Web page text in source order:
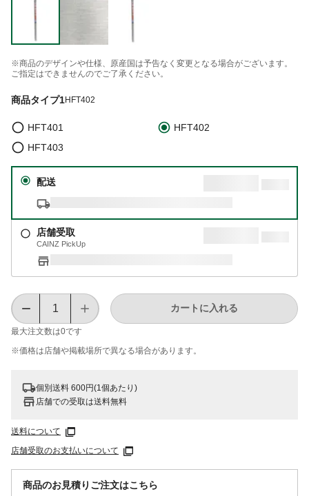
※商品のデザインや仕様、原産国は予告なく変更となる場合がございます。
ご指定はできませんのでご了承ください。
商品タイプ1HFT402
HFT401
HFT402
HFT403
配送
店舗受取
CAINZ PickUp
最大注文数は0です
カートに入れる
※価格は​店舗や​掲載場所で​異なる​場合が​あります。
個別送料 600円(1個あたり)
店舗での受取は送料無料
送料について
店舗受取のお支払いについて
商品のお見積りご注文はこちら